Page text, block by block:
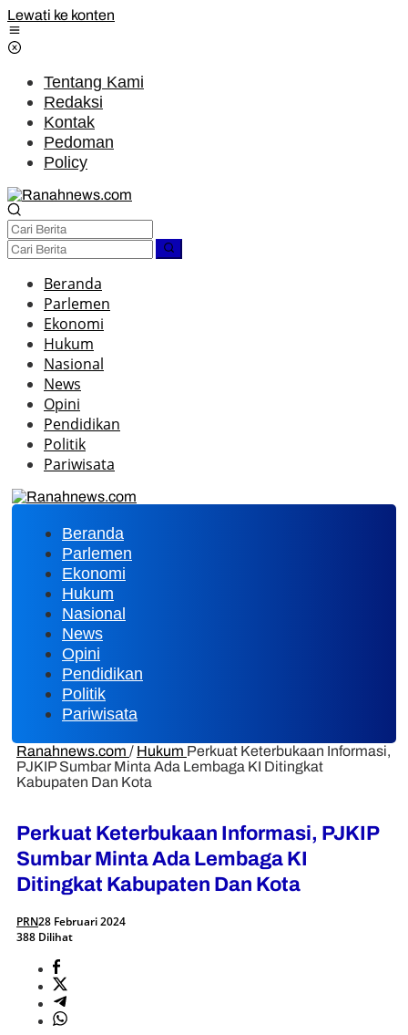
Lewati ke konten
Tentang Kami
Redaksi
Kontak
Pedoman
Policy
Beranda
Parlemen
Ekonomi
Hukum
Nasional
News
Opini
Pendidikan
Politik
Pariwisata
Beranda
Parlemen
Ekonomi
Hukum
Nasional
News
Opini
Pendidikan
Politik
Pariwisata
Ranahnews.com / Hukum Perkuat Keterbukaan Informasi,
PJKIP Sumbar Minta Ada Lembaga KI Ditingkat
Kabupaten Dan Kota
Perkuat Keterbukaan Informasi, PJKIP
Sumbar Minta Ada Lembaga KI
Ditingkat Kabupaten Dan Kota
PRN28 Februari 2024
388 Dilihat